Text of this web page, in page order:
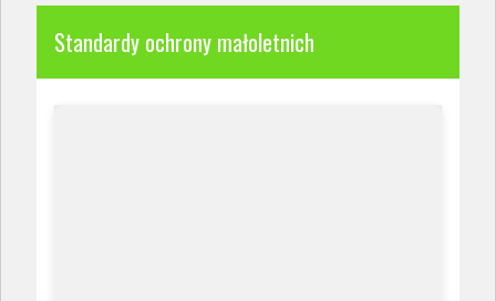
Standardy ochrony małoletnich